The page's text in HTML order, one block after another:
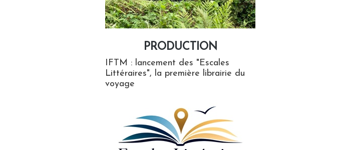
PRODUCTION
IFTM : lancement des "Escales
Littéraires", la première librairie du
voyage